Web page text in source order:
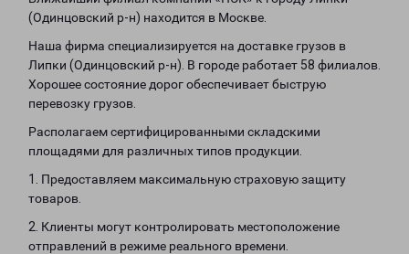
(Одинцовский р-н) находится в Москве.
Наша фирма специализируется на доставке грузов в
Липки (Одинцовский р-н). В городе работает 58 филиалов.
Хорошее состояние дорог обеспечивает быструю
перевозку грузов.
Располагаем сертифицированными складскими
площадями для различных типов продукции.
1. Предоставляем максимальную страховую защиту
товаров.
2. Клиенты могут контролировать местоположение
отправлений в режиме реального времени.